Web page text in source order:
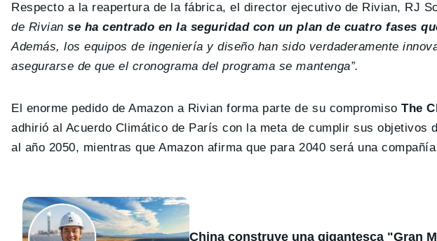
Respecto a la reapertura de la fábrica, el director ejecutivo de Rivian, RJ
de Rivianse ha centrado en la seguridad con un plan de cuatro fases
Además, los equipos de ingeniería y diseño han sido verdaderamente
asegurarse de que el cronograma del programa se mantenga”.
El enorme pedido de Amazon a Rivian forma parte de su compromisoThe
adhirió al Acuerdo Climático de París con la meta de cumplir sus objetivos
al año 2050, mientras que Amazon afirma que para 2040 será una
China construye una gigantesca "Gran